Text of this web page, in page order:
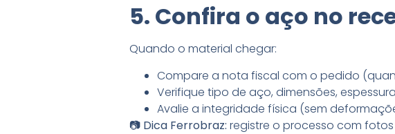
5. Confira o aço no
Quando o material chegar:
Compare a nota fiscal com o pedido
Verifique tipo de aço, dimensões,
Avalie a integridade física (sem
📷 Dica Ferrobraz: registre o processo com